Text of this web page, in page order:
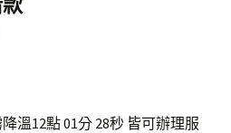
溫12點 01分 28秒 皆可辦理服